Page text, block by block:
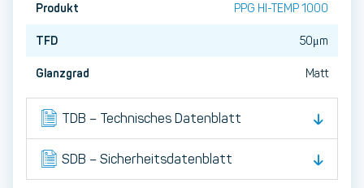
Produkt PPG HI-TEMP 1000
TFD 50μm
Glanzgrad Matt
TDB – Technisches Datenblatt
SDB – Sicherheitsdatenblatt